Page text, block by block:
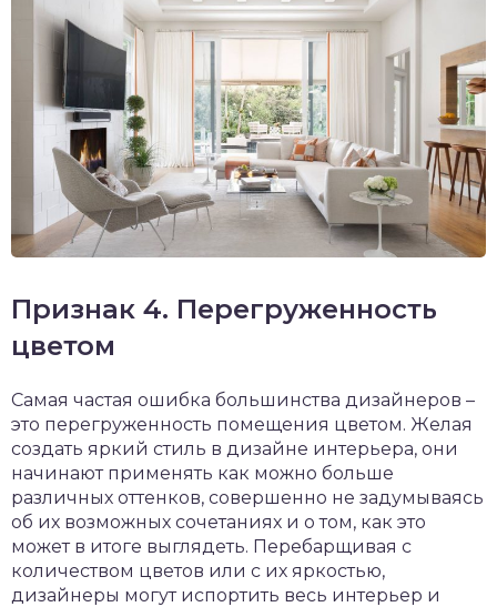
Признак 4. Перегруженность
цветом
Самая частая ошибка большинства дизайнеров –
это перегруженность помещения цветом. Желая
создать яркий стиль в дизайне интерьера, они
начинают применять как можно больше
различных оттенков, совершенно не задумываясь
об их возможных сочетаниях и о том, как это
может в итоге выглядеть. Перебарщивая с
количеством цветов или с их яркостью,
дизайнеры могут испортить весь интерьер и